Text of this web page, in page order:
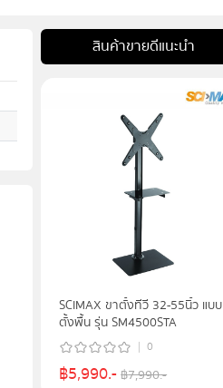
สินค้าขายดีแนะนำ
SCIMAX ขาตั้งทีวี 32-55นิ้ว แบบ
ตั้งพื้น รุ่น SM4500STA
0
฿5,990.-฿7,990.-